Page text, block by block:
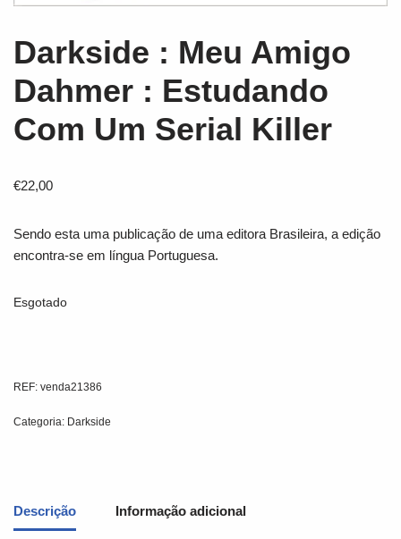
Darkside : Meu Amigo
Dahmer : Estudando
Com Um Serial Killer
€22,00
Sendo esta uma publicação de uma editora Brasileira, a edição
encontra-se em língua Portuguesa.
Esgotado
REF: venda21386
Categoria: Darkside
Descrição Informação adicional